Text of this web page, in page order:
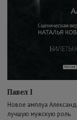
Павел I
Новое амплуа
лучшую мужскую роль